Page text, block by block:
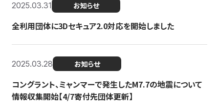
2025.03.31 お知らせ
全利用団体に3Dセキュア2.0対応を開始しました
2025.03.28 お知らせ
コングラント、ミャンマーで発生したM7.7の地震について
情報収集開始【4/7寄付先団体更新】